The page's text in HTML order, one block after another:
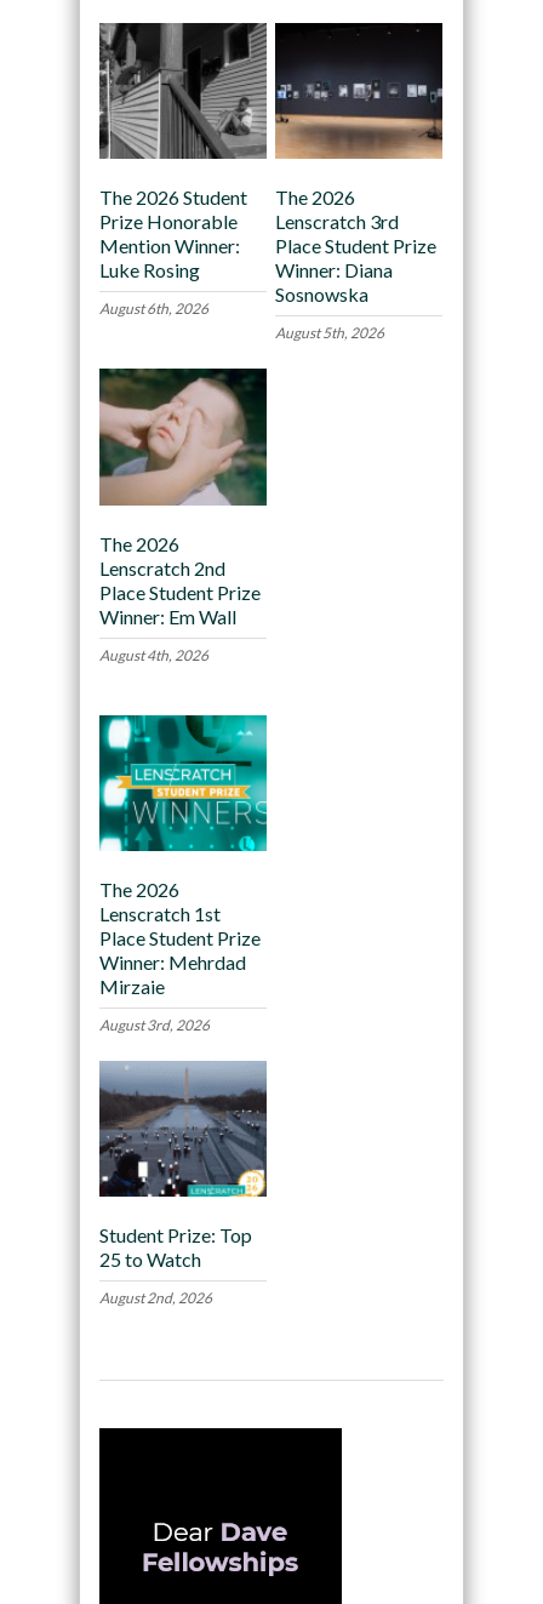
The 2026 Student
Prize Honorable
Mention Winner:
Luke Rosing
August 6th, 2026
The 2026
Lenscratch 3rd
Place Student Prize
Winner: Diana
Sosnowska
August 5th, 2026
The 2026
Lenscratch 2nd
Place Student Prize
Winner: Em Wall
August 4th, 2026
The 2026
Lenscratch 1st
Place Student Prize
Winner: Mehrdad
Mirzaie
August 3rd, 2026
Student Prize: Top
25 to Watch
August 2nd, 2026